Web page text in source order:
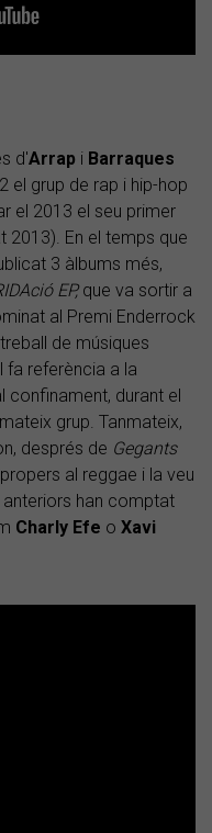
d'Arrap i Barraques
el grup de rap i hip-hop
el 2013 el seu primer
2013). En el temps que
3 àlbums més,
EP,que va sortir a
al Premi Enderrock
de músiques
fa referència a la
confinament, durant el
grup. Tanmateix,
després de Gegants
al reggae i la veu
anteriors han comptat
Charly Efe o Xavi